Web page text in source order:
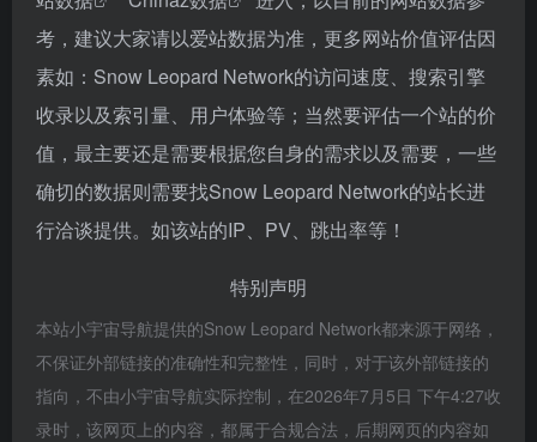
考，建议大家请以爱站数据为准，更多网站价值评估因
素如：Snow Leopard Network的访问速度、搜索引擎
收录以及索引量、用户体验等；当然要评估一个站的价
值，最主要还是需要根据您自身的需求以及需要，一些
确切的数据则需要找Snow Leopard Network的站长进
行洽谈提供。如该站的IP、PV、跳出率等！
特别声明
本站小宇宙导航提供的Snow Leopard Network都来源于网络，
不保证外部链接的准确性和完整性，同时，对于该外部链接的
指向，不由小宇宙导航实际控制，在2026年7月5日 下午4:27收
录时，该网页上的内容，都属于合规合法，后期网页的内容如